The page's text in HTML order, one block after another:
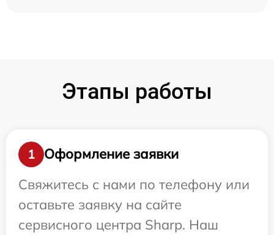
Этапы работы
1
Оформление заявки
Свяжитесь с нами по телефону или
оставьте заявку на сайте
сервисного центра Sharp. Наш